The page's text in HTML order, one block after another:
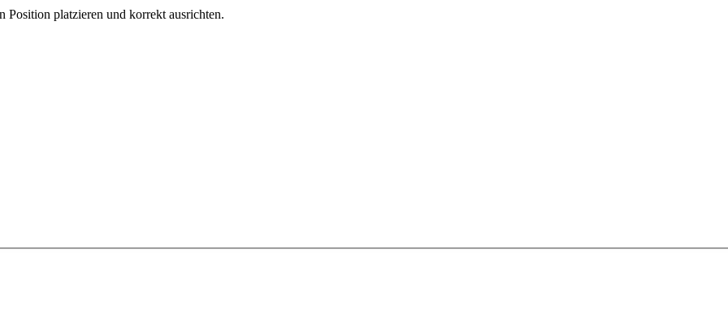
Position platzieren und korrekt ausrichten.